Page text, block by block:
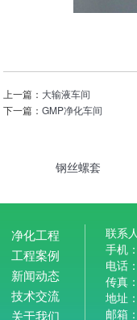
上一篇： 大输液车间
下一篇：GMP净化车间
钢丝螺套
净化工程
工程案例
新闻动态
技术交流
关于我们
联系
手机
电话
传真
地址
邮箱